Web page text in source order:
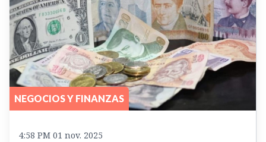
NEGOCIOS Y FINANZAS
4:58 PM 01 nov. 2025